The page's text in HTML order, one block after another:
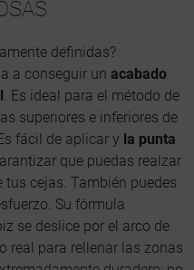
definidas?
a conseguir un acabado
. Es ideal para el método de
superiores e inferiores de
fácil de aplicar y la punta
que puedas realzar
cejas. También puedes
Su fórmula
se deslice por el arco de
real para rellenar las zonas